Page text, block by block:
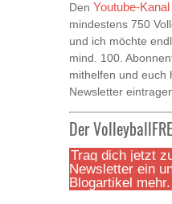
Den Youtube-Kanal
mindestens 750
und ich möchte
mind. 100.
mithelfen und euch
Newsletter
Der
Trag dich jetzt
Newsletter ein
Blogartikel mehr.